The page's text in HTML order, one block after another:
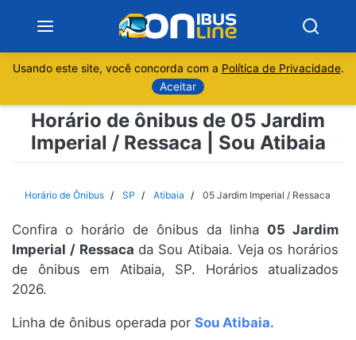
Sobre
Rio de Janeiro
Espírito Santo
Paraná
Usando este site, você concorda com a Política de Privacidade.
Aceitar
Horário de ônibus de 05 Jardim
Imperial / Ressaca | Sou Atibaia
Horário de Ônibus SP Atibaia 05 Jardim Imperial / Ressaca
Confira o horário de ônibus da linha 05 Jardim
Imperial / Ressaca da Sou Atibaia. Veja os horários
de ônibus em Atibaia, SP. Horários atualizados
2026.
Linha de ônibus operada por Sou Atibaia.